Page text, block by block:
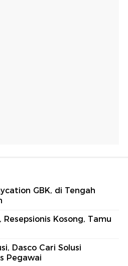
GBK, di Tengah
Kosong, Tamu
Dasco Cari Solusi
Pegawai